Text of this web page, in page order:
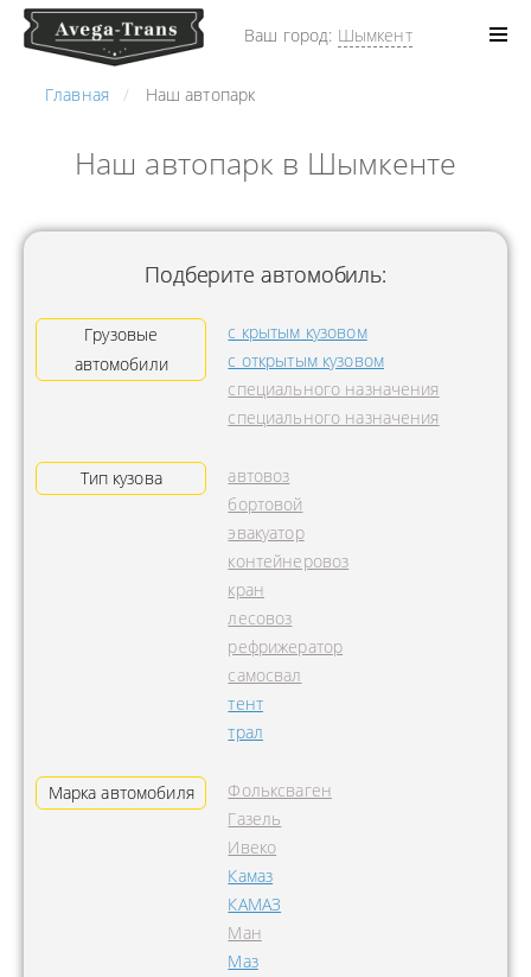
Ваш город: Шымкент
Главная Наш автопарк
Наш автопарк в Шымкенте
Подберите автомобиль:
Грузовые
автомобили
с крытым кузовом
с открытым кузовом
специального назначения
специального назначения
Тип кузова
автовоз
бортовой
эвакуатор
контейнеровоз
кран
лесовоз
рефрижератор
самосвал
тент
трал
Марка автомобиля
Фольксваген
Газель
Ивеко
Камаз
КАМАЗ
Ман
Маз